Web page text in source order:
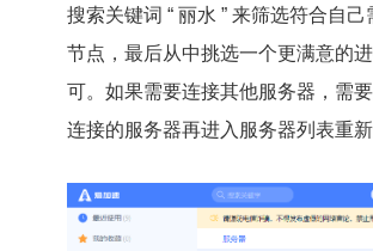
搜索关键词 “ 丽水 ” 来筛选符合自
节点，最后从中挑选一个更满意的
可。如果需要连接其他服务器，需
连接的服务器再进入服务器列表重新